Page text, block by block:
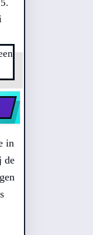
in
de